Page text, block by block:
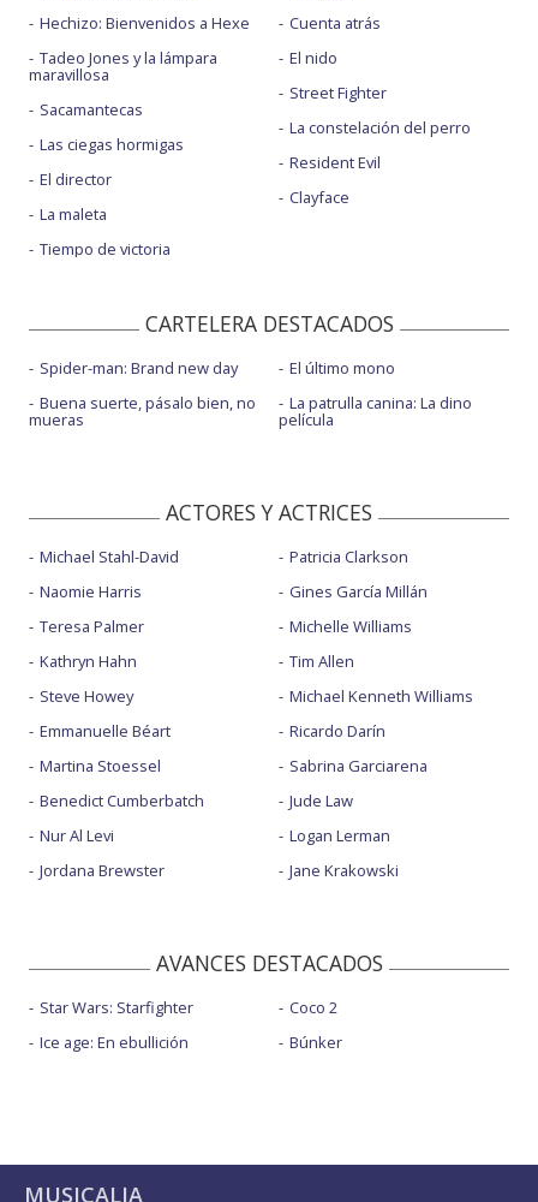
Hechizo: Bienvenidos a Hexe
Tadeo Jones y la lámpara
maravillosa
Sacamantecas
Las ciegas hormigas
El director
La maleta
Tiempo de victoria
Cuenta atrás
El nido
Street Fighter
La constelación del perro
Resident Evil
Clayface
CARTELERA DESTACADOS
Spider-man: Brand new day
Buena suerte, pásalo bien, no
mueras
El último mono
La patrulla canina: La dino
película
ACTORES Y ACTRICES
Michael Stahl-David
Naomie Harris
Teresa Palmer
Kathryn Hahn
Steve Howey
Emmanuelle Béart
Martina Stoessel
Benedict Cumberbatch
Nur Al Levi
Jordana Brewster
Patricia Clarkson
Gines García Millán
Michelle Williams
Tim Allen
Michael Kenneth Williams
Ricardo Darín
Sabrina Garciarena
Jude Law
Logan Lerman
Jane Krakowski
AVANCES DESTACADOS
Star Wars: Starfighter
Ice age: En ebullición
Coco 2
Búnker
MUSICALIA